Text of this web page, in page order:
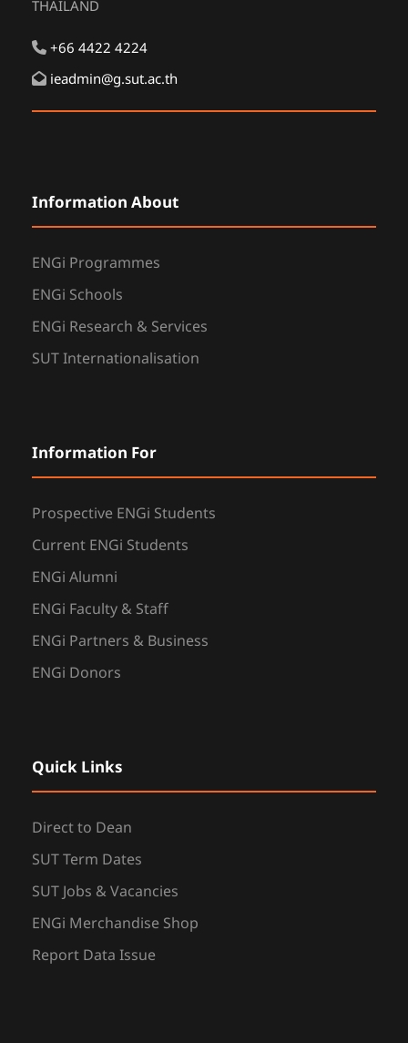
THAILAND
+66 4422 4224
ieadmin@g.sut.ac.th
Information About
ENGi Programmes
ENGi Schools
ENGi Research & Services
SUT Internationalisation
Information For
Prospective ENGi Students
Current ENGi Students
ENGi Alumni
ENGi Faculty & Staff
ENGi Partners & Business
ENGi Donors
Quick Links
Direct to Dean
SUT Term Dates
SUT Jobs & Vacancies
ENGi Merchandise Shop
Report Data Issue